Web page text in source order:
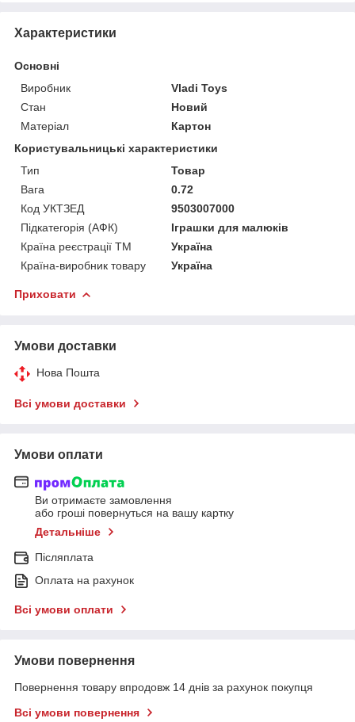
Характеристики
Основні
Виробник
Vladi Toys
Стан
Новий
Матеріал
Картон
Користувальницькі характеристики
Тип
Товар
Вага
0.72
Код УКТЗЕД
9503007000
Підкатегорія (АФК)
Іграшки для малюків
Країна реєстрації ТМ
Україна
Країна-виробник товару
Україна
Приховати
Умови доставки
Нова Пошта
Всі умови доставки
Умови оплати
Ви отримаєте замовлення
або гроші повернуться на вашу картку
Детальніше
Післяплата
Оплата на рахунок
Всі умови оплати
Умови повернення
Повернення товару впродовж 14 днів за рахунок покупця
Всі умови повернення